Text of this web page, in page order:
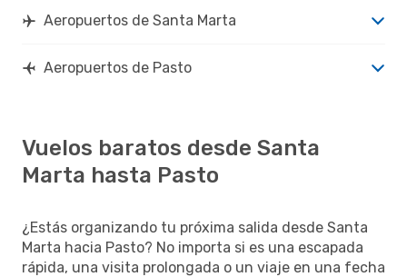
Aeropuertos de Santa Marta
Aeropuertos de Pasto
Vuelos baratos desde Santa
Marta hasta Pasto
¿Estás organizando tu próxima salida desde Santa
Marta hacia Pasto? No importa si es una escapada
rápida, una visita prolongada o un viaje en una fecha